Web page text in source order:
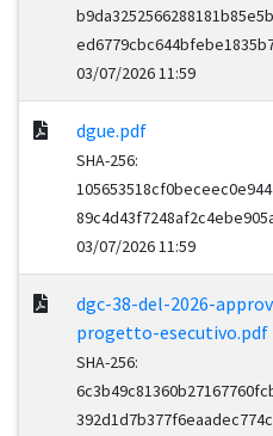
03/07/2026 11:59
dgue.pdf
SHA-256:
03/07/2026 11:59
dgc-38-del-2026-
progetto-esecutivo.pdf
SHA-256: